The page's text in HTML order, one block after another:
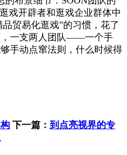
戏开辟者和逛戏企业群体中
贸易化逛戏”的习惯，花了
，一支两人团队——一个手
手动点窜法则，什么时候得
下一篇： 到点亮视界的专